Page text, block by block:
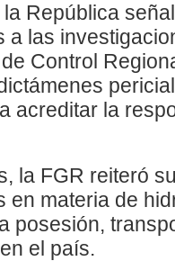
República
a las
Control
acreditar la
la FGR reiteró
en materia de
posesión,
el país.